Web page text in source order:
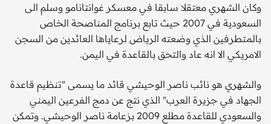
وكان الشهري معتقلا سابقا في معسكر غوانتانامو وسلم الى
السعودية في 2007 حيث تابع برنامج المناصحة الخاص
بالمتطرفين الذي وضعته الرياض لرعاياها العائدين من السجن
الامريكي الا انه عاد والتحق بالقاعدة في اليمن.
والشهري هو نائب ناصر الوحيشي قائد ما يسمى "تنظيم قاعدة
الجهاد في جزيرة العرب" الذي نتج عن دمج الفرعين اليمني
والسعودي للقاعدة مطلع 2009 بزعامة ناصر الوحيشي. وتمكن